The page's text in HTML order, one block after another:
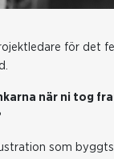
för det
när ni tog
som